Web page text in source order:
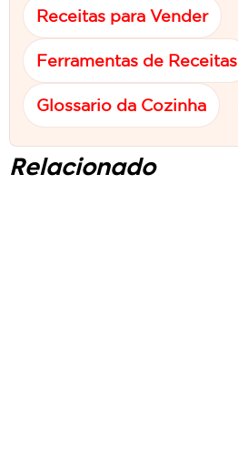
Receitas para Vender
Ferramentas de Receitas
Glossario da Cozinha
Relacionado